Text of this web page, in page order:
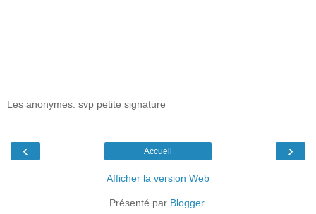
Les anonymes: svp petite signature
‹ ›
Accueil
Afficher la version Web
Présenté par Blogger.